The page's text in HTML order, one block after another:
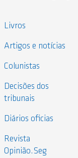
Livros
Artigos e notícias
Colunistas
Decisões dos
tribunais
Diários oficias
Revista
Opinião.Seg